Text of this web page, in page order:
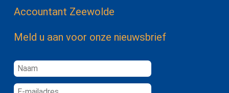
Accountant Zeewolde
Meld u aan voor onze nieuwsbrief